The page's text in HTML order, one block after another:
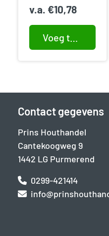
v.a. €10,78
Voeg toe aan winkelwagen
Contact gegevens
Prins Houthandel
Cantekoogweg 9
1442 LG Purmerend
0299-421414